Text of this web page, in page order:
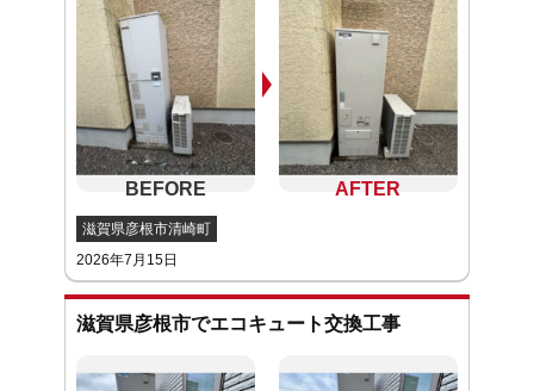
滋賀県彦根市清崎町
2026年7月15日
滋賀県彦根市でエコキュート交換工事